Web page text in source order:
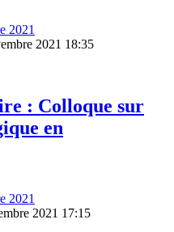
2021
2021 18:35
: Colloque sur
en
2021
2021 17:15